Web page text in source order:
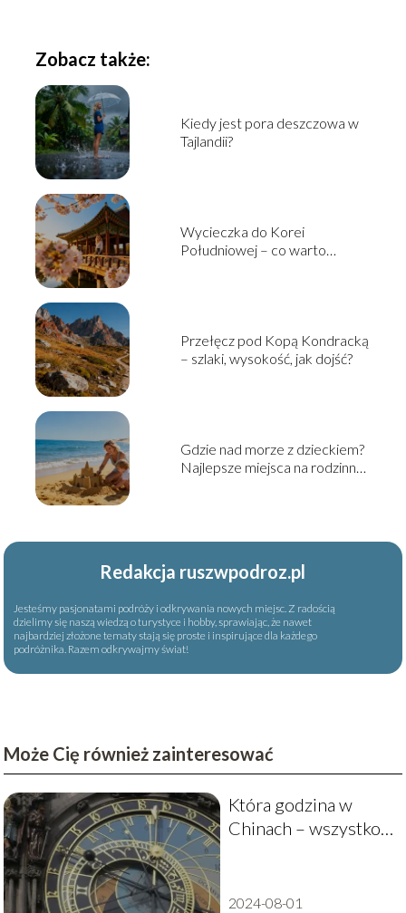
Zobacz także:
Kiedy jest pora deszczowa w
Tajlandii?
Wycieczka do Korei
Południowej – co warto
Przełęcz pod Kopą Kondracką
– szlaki, wysokość, jak dojść?
Gdzie nad morze z dzieckiem?
Najlepsze miejsca na rodzinny
Redakcja ruszwpodroz.pl
Jesteśmy pasjonatami podróży i odkrywania nowych miejsc. Z radością
dzielimy się naszą wiedzą o turystyce i hobby, sprawiając, że nawet
najbardziej złożone tematy stają się proste i inspirujące dla każdego
podróżnika. Razem odkrywajmy świat!
Może Cię również zainteresować
Która godzina w
Chinach – wszystko,
2024-08-01